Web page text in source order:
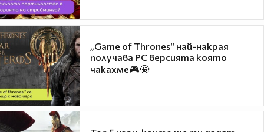
„Game of Thrones“ най-накрая
получава PC версията която
чакахме🎮🤩